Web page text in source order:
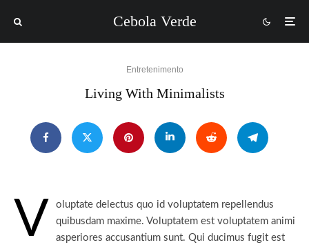
Cebola Verde
Entretenimento
Living With Minimalists
V
oluptate delectus quo id voluptatem repellendus
quibusdam maxime. Voluptatem est voluptatem animi
asperiores accusantium sunt. Qui ducimus fugit est